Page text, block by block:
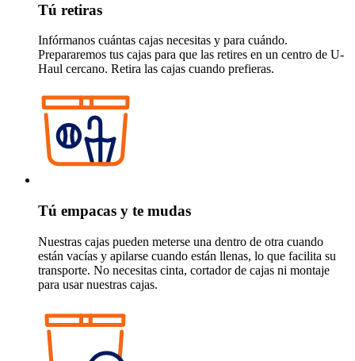
Tú retiras
Infórmanos cuántas cajas necesitas y para cuándo.
Prepararemos tus cajas para que las retires en un centro de U-
Haul cercano. Retira las cajas cuando prefieras.
Tú empacas y te mudas
Nuestras cajas pueden meterse una dentro de otra cuando
están vacías y apilarse cuando están llenas, lo que facilita su
transporte. No necesitas cinta, cortador de cajas ni montaje
para usar nuestras cajas.